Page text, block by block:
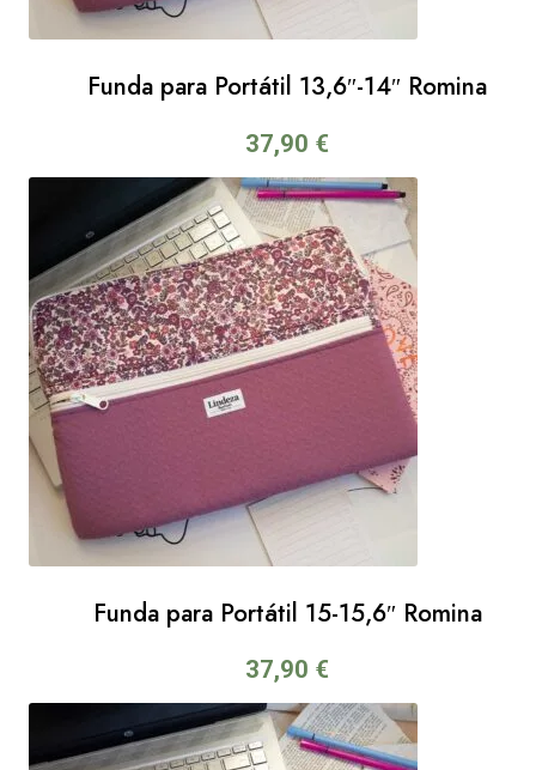
Funda para Portátil 13,6″-14″ Romina
37,90 €
Funda para Portátil 15-15,6″ Romina
37,90 €